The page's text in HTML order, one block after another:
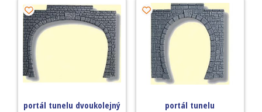
portál tunelu dvoukolejný
portál tunelu